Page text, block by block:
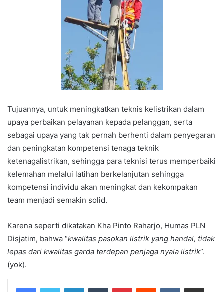
Tujuannya, untuk meningkatkan teknis kelistrikan dalam
upaya perbaikan pelayanan kepada pelanggan, serta
sebagai upaya yang tak pernah berhenti dalam penyegaran
dan peningkatan kompetensi tenaga teknik
ketenagalistrikan, sehingga para teknisi terus memperbaiki
kelemahan melalui latihan berkelanjutan sehingga
kompetensi individu akan meningkat dan kekompakan
team menjadi semakin solid.
Karena seperti dikatakan Kha Pinto Raharjo, Humas PLN
Disjatim, bahwa “kwalitas pasokan listrik yang handal, tidak
lepas dari kwalitas garda terdepan penjaga nyala listrik”.
(yok).
LinkedInTumblr PinterestReddit VKontakteShare via Email